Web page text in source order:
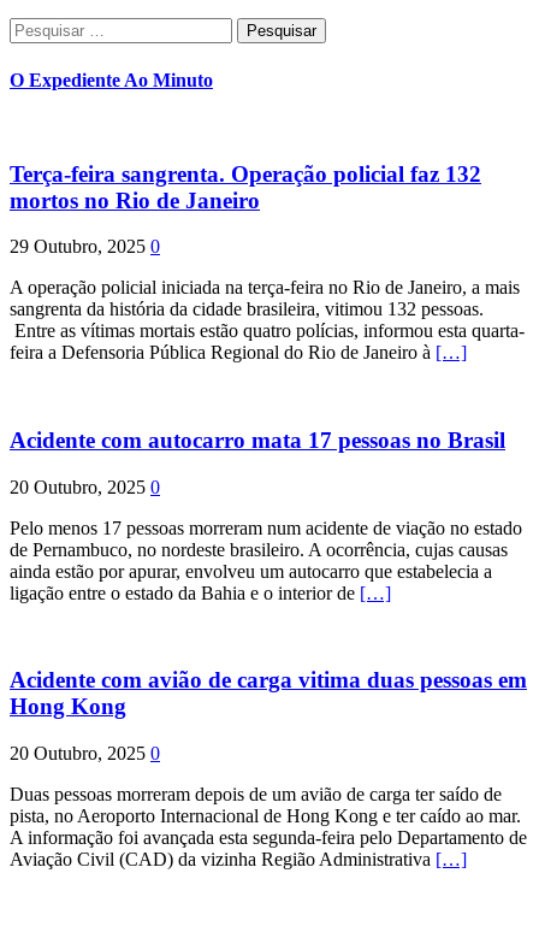
Pesquisar
por:
O Expediente Ao Minuto
Terça-feira sangrenta. Operação policial faz 132
mortos no Rio de Janeiro
29 Outubro, 2025 0
A operação policial iniciada na terça-feira no Rio de Janeiro, a mais
sangrenta da história da cidade brasileira, vitimou 132 pessoas.
Entre as vítimas mortais estão quatro polícias, informou esta quarta-
feira a Defensoria Pública Regional do Rio de Janeiro à […]
Acidente com autocarro mata 17 pessoas no Brasil
20 Outubro, 2025 0
Pelo menos 17 pessoas morreram num acidente de viação no estado
de Pernambuco, no nordeste brasileiro. A ocorrência, cujas causas
ainda estão por apurar, envolveu um autocarro que estabelecia a
ligação entre o estado da Bahia e o interior de […]
Acidente com avião de carga vitima duas pessoas em
Hong Kong
20 Outubro, 2025 0
Duas pessoas morreram depois de um avião de carga ter saído de
pista, no Aeroporto Internacional de Hong Kong e ter caído ao mar.
A informação foi avançada esta segunda-feira pelo Departamento de
Aviação Civil (CAD) da vizinha Região Administrativa […]